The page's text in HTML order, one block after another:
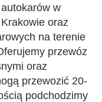
autokarów w
Krakowie oraz
na terenie
przewóz
oraz
przewozić 20-
podchodzimy